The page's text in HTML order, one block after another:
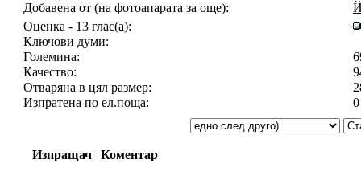
Добавена от (на фотоапарата за още):
Оценка - 13 глас(а):
Ключови думи:
Големина:
Качество:
Отваряна в цял размер:
Изпратена по ел.поща:
Изпращач Коментар